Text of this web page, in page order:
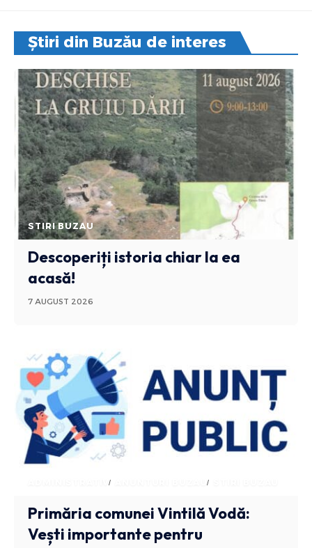
Știri din Buzău de interes
STIRI BUZAU
Descoperiți istoria chiar la ea
acasă!
7 AUGUST 2026
ADMINISTRATIV ANUNTURI BUZAU
Primăria comunei Vintilă Vodă:
Vești importante pentru